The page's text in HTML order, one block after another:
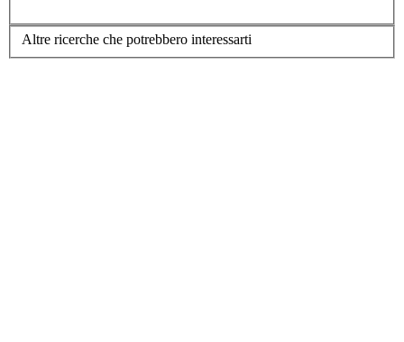
Altre ricerche che potrebbero interessarti